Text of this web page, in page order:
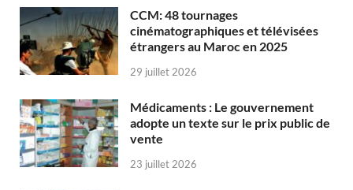
CCM: 48 tournages
cinématographiques et télévisées
étrangers au Maroc en 2025
29 juillet 2026
Médicaments : Le gouvernement
adopte un texte sur le prix public de
vente
23 juillet 2026